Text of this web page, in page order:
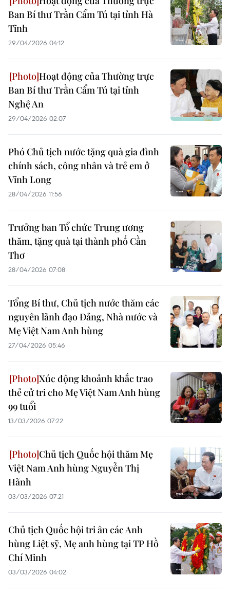
Ban Bí thư Trần Cẩm Tú tại tỉnh Hà
Tĩnh
29/04/2026 04:12
Hoạt động của Thường trực
Ban Bí thư Trần Cẩm Tú tại tỉnh
Nghệ An
29/04/2026 02:07
Phó Chủ tịch nước tặng quà gia đình
chính sách, công nhân và trẻ em ở
Vĩnh Long
28/04/2026 11:56
Trưởng ban Tổ chức Trung ương
thăm, tặng quà tại thành phố Cần
Thơ
28/04/2026 07:08
Tổng Bí thư, Chủ tịch nước thăm các
nguyên lãnh đạo Đảng, Nhà nước và
Mẹ Việt Nam Anh hùng
27/04/2026 05:46
Xúc động khoảnh khắc trao
thẻ cử tri cho Mẹ Việt Nam Anh hùng
99 tuổi
13/03/2026 07:22
Chủ tịch Quốc hội thăm Mẹ
Việt Nam Anh hùng Nguyễn Thị
Hãnh
03/03/2026 07:21
Chủ tịch Quốc hội tri ân các Anh
hùng Liệt sỹ, Mẹ anh hùng tại TP Hồ
Chí Minh
03/03/2026 04:02